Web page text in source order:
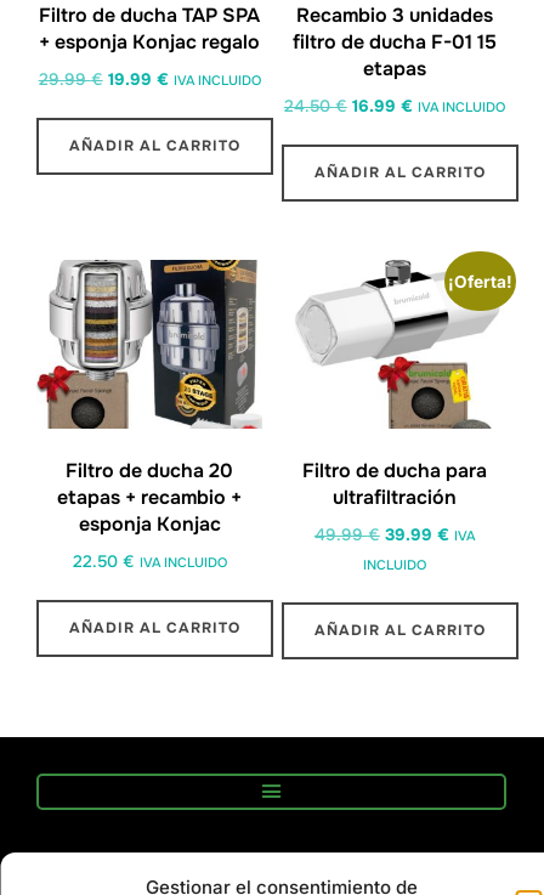
Gestionar el consentimiento de
Filtro de ducha TAP SPA
+ esponja Konjac regalo
29.99€ 19.99 € IVA INCLUIDO
AÑADIR AL CARRITO
Recambio 3 unidades
filtro de ducha F-01 15
etapas
24.50€ 16.99 € IVA INCLUIDO
AÑADIR AL CARRITO
Filtro de ducha 20
etapas + recambio +
esponja Konjac
22.50 € IVA INCLUIDO
AÑADIR AL CARRITO
¡Oferta!
Filtro de ducha para
ultrafiltración
49.99€ 39.99 € IVA
INCLUIDO
AÑADIR AL CARRITO